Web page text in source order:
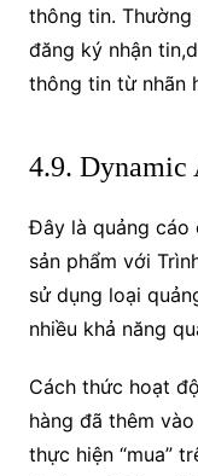
thông tin.
đăng ký nhận
thông tin từ nhãn
4.9. Dynamic
Đây là quảng cáo
sản phẩm với
sử dụng loại
nhiều khả năng
Cách thức hoạt
hàng đã thêm
thực hiện “mua”